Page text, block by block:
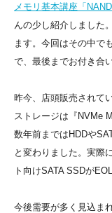
メモリ基本講座「
んの少し紹介しました
ます。今回はその中で
で、最後までお付き合
昨今、店頭販売されて
ストレージは『NVMe
数年前まではHDDや
と変わりました。実際
ト向けSATA SSDが
今後需要が多く見込ま